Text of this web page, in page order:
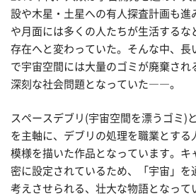
設や木星・土星への有人探査計画も進
や月面には多くの人たちが生活するな
存在へと変わっていた。そんな中、長
で宇宙空間には大量のゴミが廃棄され
深刻な社会問題となっていた――。
スペースデブリ(宇宙空間を漂うゴミ)
を主軸に、デブリの処理を職業とする
模様を描いた作品となっています。キ
密に設定されているため、「宇宙」を
考えさせられる、壮大な物語となって